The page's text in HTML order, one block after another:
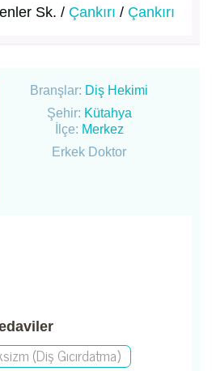
Sk. / Çankırı / Çankırı
Branşlar: Diş Hekimi
Şehir: Kütahya
İlçe: Merkez
Erkek Doktor
(Diş Gıcırdatma)